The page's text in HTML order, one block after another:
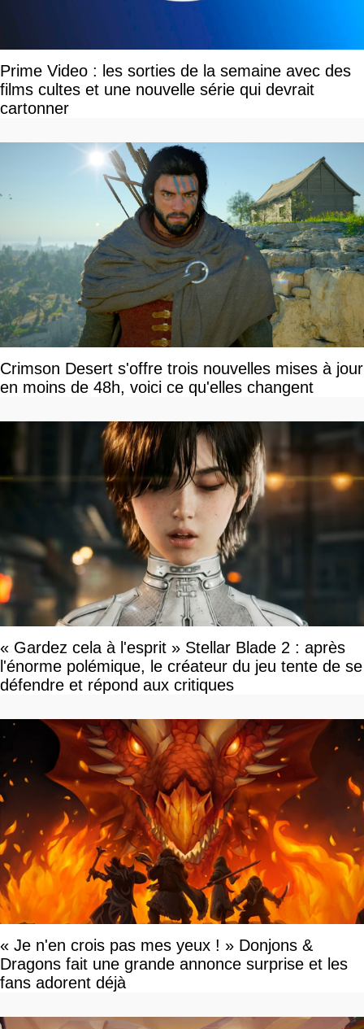
Prime Video : les sorties de la semaine avec des
films cultes et une nouvelle série qui devrait
cartonner
Crimson Desert s'offre trois nouvelles mises à jour
en moins de 48h, voici ce qu'elles changent
« Gardez cela à l'esprit » Stellar Blade 2 : après
l'énorme polémique, le créateur du jeu tente de se
défendre et répond aux critiques
« Je n'en crois pas mes yeux ! » Donjons &
Dragons fait une grande annonce surprise et les
fans adorent déjà